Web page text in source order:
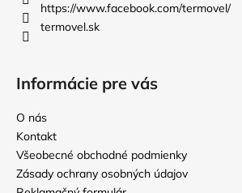
https://www.facebook.com/termovel/
termovel.sk
Informácie pre vás
O nás
Kontakt
Všeobecné obchodné podmienky
Zásady ochrany osobných údajov